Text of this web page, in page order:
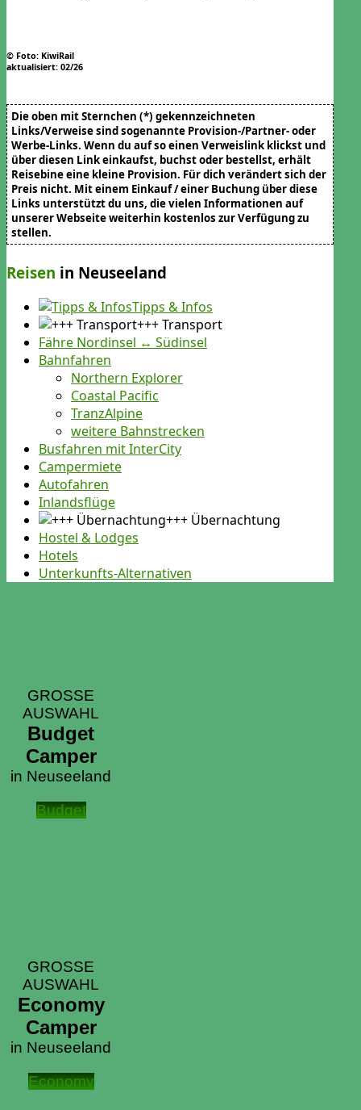
© Foto: KiwiRail
aktualisiert: 02/26
Die oben mit Sternchen (*) gekennzeichneten
Links/Verweise sind sogenannte Provision-/Partner- oder
Werbe-Links. Wenn du auf so einen Verweislink klickst und
über diesen Link einkaufst, buchst oder bestellst, erhält
Reisebine eine kleine Provision. Für dich verändert sich der
Preis nicht. Mit einem Einkauf / einer Buchung über diese
Links unterstützt du uns, die vielen Informationen auf
unserer Webseite weiterhin kostenlos zur Verfügung zu
stellen.
Reisen in Neuseeland
Tipps & Infos
+++ Transport
Fähre Nordinsel ↔ Südinsel
Bahnfahren
Northern Explorer
Coastal Pacific
TranzAlpine
weitere Bahnstrecken
Busfahren mit InterCity
Campermiete
Autofahren
Inlandsflüge
+++ Übernachtung
Hostel & Lodges
Hotels
Unterkunfts-Alternativen
GROSSE
AUSWAHL
Budget
Camper
in Neuseeland
Budget
GROSSE
AUSWAHL
Economy
Camper
in Neuseeland
Economy